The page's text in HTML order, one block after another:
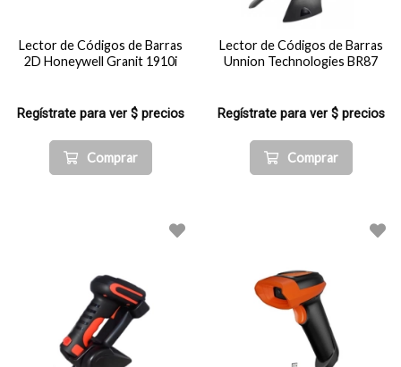
Lector de Códigos de Barras
2D Honeywell Granit 1910i
Regístrate para ver $ precios
Comprar
Lector de Códigos de Barras
Unnion Technologies BR87
Regístrate para ver $ precios
Comprar